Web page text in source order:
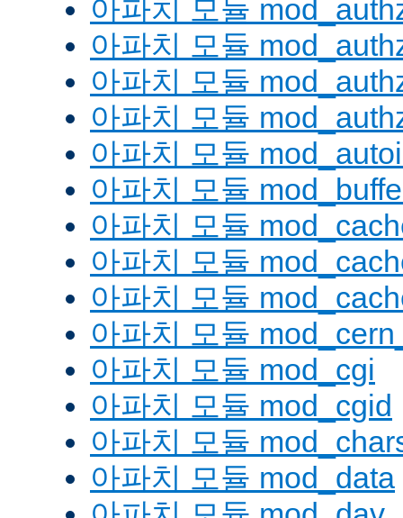
아파치 모듈
아파치 모듈
아파치 모듈
아파치 모듈
아파치 모듈
아파치 모듈
아파치 모듈
아파치 모듈
아파치 모듈
아파치 모듈
아파치 모듈 mod_cgi
아파치 모듈 mod_cgid
아파치 모듈
아파치 모듈 mod_data